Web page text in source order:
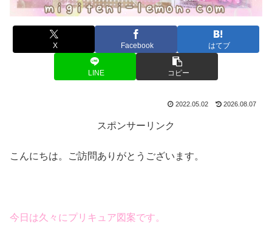
X Facebook はてブ
LINE コピー
2022.05.02 2026.08.07
スポンサーリンク
こんにちは。ご訪問ありがとうございます。
今日は久々にプリキュア図案です。